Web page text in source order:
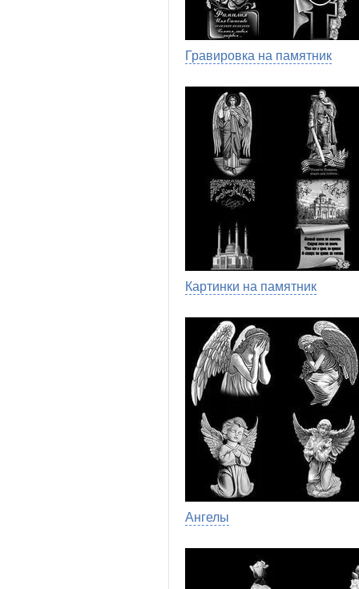
Гравировка на памятник
Картинки на памятник
Ангелы